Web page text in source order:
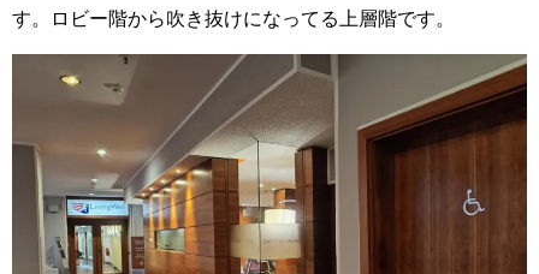
す。ロビー階から吹き抜けになってる上層階です。